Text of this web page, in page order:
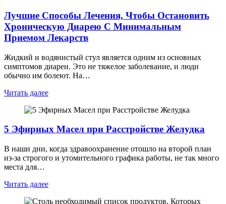
Лучшие Способы Лечения, Чтобы Остановить
Хроническую Диарею С Минимальным
Приемом Лекарств
Жидкий и водянистый стул является одним из основных
симптомов диареи. Это не тяжелое заболевание, и люди
обычно им болеют. На…
Читать далее
5 Эфирных Масел при Расстройстве Желудка
В наши дни, когда здравоохранение отошло на второй план
из-за строгого и утомительного графика работы, не так много
места для…
Читать далее